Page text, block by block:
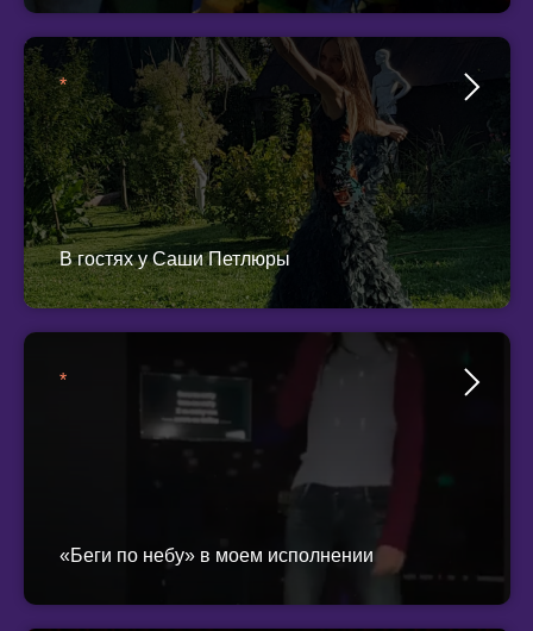
*
В гостях у Саши Петлюры
*
«Беги по небу» в моем исполнении